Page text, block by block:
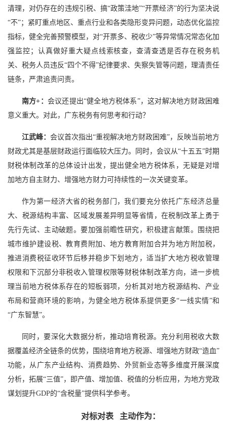
清理，对仍存在的违规引税、搞“政策洼地”“开票经济”的行为坚决说
“不”；紧盯重点地区、重点行业和各类隐形变异问题，动态优化监控
指标，健全完善预警模型，对“开票多、税收少”等异常情况常态化加
强监控；认真做好重大疑点线索核查，查清查透是否存在税务机
关、税务人员违反“四个不得”纪律要求、失察失管等问题，理清责任
链条，严肃追责问责。
南方+： 会议还提出“健全地方税体系”，这对解决地方财政困难
意义重大。对此，广东税务有何思考和行动？
江武峰： 会议首次指出“重视解决地方财政困难”，反映当前地方
财政尤其是基层财政运行面临较大压力。同时，会议从“十五五”时期
财税体制改革的总体设计出发，提出健全地方税体系，无疑是对增
加地方自主财力、增强地方财力可持续性的一次关键变革。
作为第一经济大省的税务部门，我们要充分依托广东经济总量
大、税源结构丰富、区域发展差异明显等省情，在税制改革上勇于
先行先试、主动破题。要加强前瞻性研究，积极建言献策。围绕把
城市维护建设税、教育费附加、地方教育附加合并为地方附加税，
推进消费税征收环节后移并稳步下划地方，适当扩大地方税收管理
权限和下沉部分非税收入管理权限等财税体制改革方向，进一步梳
理当前地方税体系存在的短板弱项，分析其对地方税源结构、产业
布局和营商环境的影响，为健全地方税体系提供更多“一线实情”和
“广东智慧”。
同时，要深化大数据分析，推动培育税源。充分利用税收大数
据覆盖经济全链条的优势，围绕培育地方税源、增强地方财政“造血”
功能，从广东产业结构、消费趋势、外贸新业态等多维度开展深度
分析，拓展“三值”，即产值、增加值、税值的分析应用，为地方党政
谋划提升GDP的“含税量”提供科学参考。
对标对表 主动作为：